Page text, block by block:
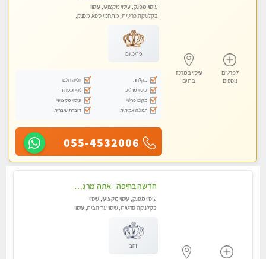
לפרטים
נוספים
עיסוי במרכז
בת ים
עיסוי מפנק, עיסוי מקצועי, עיסוי
בקלניקה פרטית, מתחמי ספא מפנק,
פרימיום
מקלחת
חניה חינם
עיסוי מרגיע
נקי ומסודר
מקום פרטי
עיסוי מקצועי
תמונה אמיתית
דוברת עיברית
055-4532006
חדשה בחיפה - אתה מרגיש עייף??? זה הזמן להתפנק בעיסוי מקצועי ברמה גבוהה- Highly recommended
עיסוי מפנק, עיסוי מקצועי, עיסוי
בקלניקה פרטית, עיסוי עד הבית, עיסוי
זהב